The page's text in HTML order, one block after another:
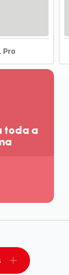
Pro
toda a
Adicionar